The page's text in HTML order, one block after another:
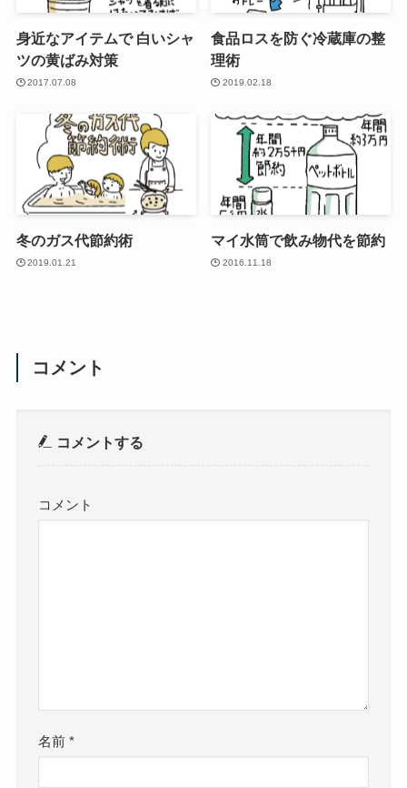
身近なアイテムで 白いシャ
ツの黄ばみ対策
2017.07.08
食品ロスを防ぐ冷蔵庫の整
理術
2019.02.18
冬のガス代節約術
2019.01.21
マイ水筒で飲み物代を節約
2016.11.18
コメント
コメントする
コメント
名前*